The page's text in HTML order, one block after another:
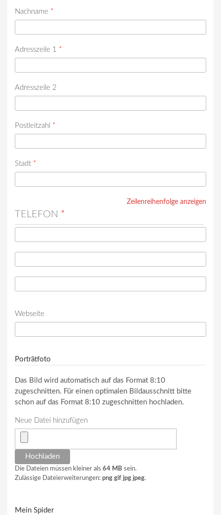
Nachname *
Adresszeile 1 *
Adresszeile 2
Postleitzahl *
Stadt *
Zeilenreihenfolge anzeigen
TELEFON *
Webseite
Porträtfoto
Das Bild wird automatisch auf das Format 8:10
zugeschnitten. Für einen optimalen Bildausschnitt bitte
schon auf das Format 8:10 zugeschnitten hochladen.
Neue Datei hinzufügen
Die Dateien müssen kleiner als 64 MB sein.
Zulässige Dateierweiterungen: png gif jpg jpeg.
Mein Spider